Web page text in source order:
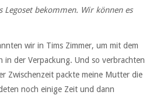
bekommen. Wir können es
wir in Tims Zimmer, um mit dem
in der Verpackung. Und so verbrachten
Zwischenzeit packte meine Mutter die
noch einige Zeit und dann